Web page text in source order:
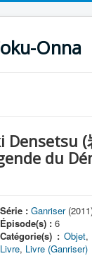
Onna
Densetsu (
du
Série : Ganriser
Épisode(s) : 6
Catégorie(s) : Objet
Livre, Livre (Ganriser)